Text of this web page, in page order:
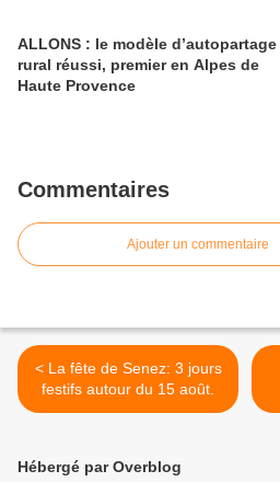
ALLONS : le modèle d’autopartage
rural réussi, premier en Alpes de
Haute Provence
Commentaires
Ajouter un commentaire
< La fête de Senez: 3 jours
festifs autour du 15 août.
Hébergé par Overblog